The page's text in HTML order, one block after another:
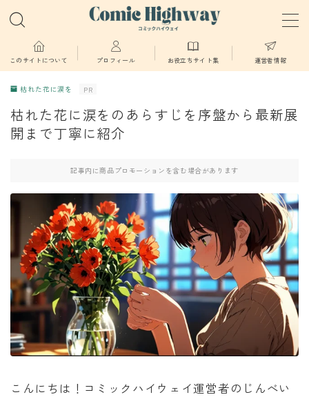
MENU
少年・青年向け
少女・女性向け
TL・BL漫画
異世界物語
漫画
葬送のフリーレン
みいちゃんと山田さん
このサイトについて プロフィール お役立ちサイト集 運営者情報
枯れた花に涙を PR
枯れた花に涙をのあらすじを序盤から最新展
開まで丁寧に紹介
記事内に商品プロモーションを含む場合があります
こんにちは！コミックハイウェイ運営者のじんべい